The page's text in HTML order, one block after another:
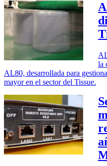
la
AL80, desarrollada para
mayor en el sector del Tissue.